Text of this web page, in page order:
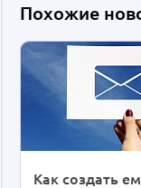
Похожие
Как создать